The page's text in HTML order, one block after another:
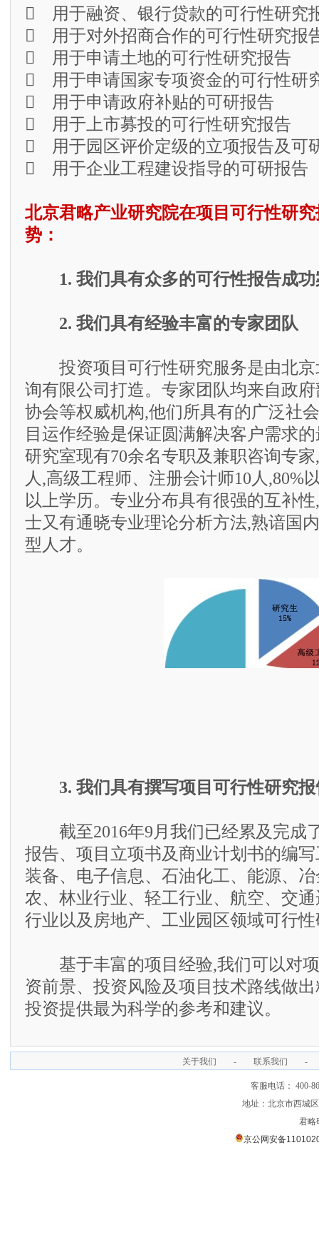
 用于融资、银行贷款的可行性研究
 用于对外招商合作的可行性研究报
 用于申请土地的可行性研究报告
 用于申请国家专项资金的可行性研
 用于申请政府补贴的可研报告
 用于上市募投的可行性研究报告
 用于园区评价定级的立项报告及可
 用于企业工程建设指导的可研报告
北京君略产业研究院在项目可行性研
势：
1. 我们具有众多的可行性报告成功
2. 我们具有经验丰富的专家团队
投资项目可行性研究服务是由北京
询有限公司打造。专家团队均来自政
协会等权威机构,他们所具有的广泛社
目运作经验是保证圆满解决客户需求
研究室现有70余名专职及兼职咨询专
人,高级工程师、注册会计师10人,80%
以上学历。专业分布具有很强的互补
士又有通晓专业理论分析方法,熟谙国
型人才。
3. 我们具有撰写项目可行性研究
截至2016年9月我们已经累及完成
报告、项目立项书及商业计划书的编
装备、电子信息、石油化工、能源、
农、林业行业、轻工行业、航空、交
行业以及房地产、工业园区领域可行
基于丰富的项目经验,我们可以对项
资前景、投资风险及项目技术路线做
投资提供最为科学的参考和建议。
关于我们 - 联系我们 -
客服电话： 400-
地址：北京市西城
君略
京公网安备